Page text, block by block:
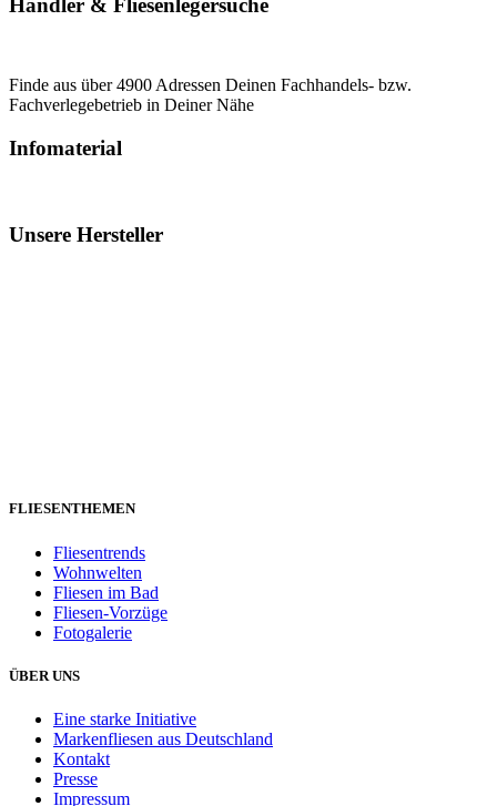
Finde aus über 4900 Adressen Deinen Fachhandels- bzw.
Fachverlegebetrieb in Deiner Nähe
Infomaterial
Unsere Hersteller
FLIESENTHEMEN
Fliesentrends
Wohnwelten
Fliesen im Bad
Fliesen-Vorzüge
Fotogalerie
ÜBER UNS
Eine starke Initiative
Markenfliesen aus Deutschland
Kontakt
Presse
Impressum